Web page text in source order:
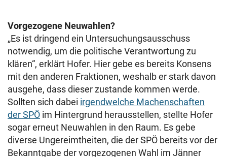
Vorgezogene Neuwahlen?
„Es ist dringend ein Untersuchungsausschuss
notwendig, um die politische Verantwortung zu
klären“, erklärt Hofer. Hier gebe es bereits Konsens
mit den anderen Fraktionen, weshalb er stark davon
ausgehe, dass dieser zustande kommen werde.
Sollten sich dabei irgendwelche Machenschaften
der SPÖ im Hintergrund herausstellen, stellte Hofer
sogar erneut Neuwahlen in den Raum. Es gebe
diverse Ungereimtheiten, die der SPÖ bereits vor der
Bekanntgabe der vorgezogenen Wahl im Jänner